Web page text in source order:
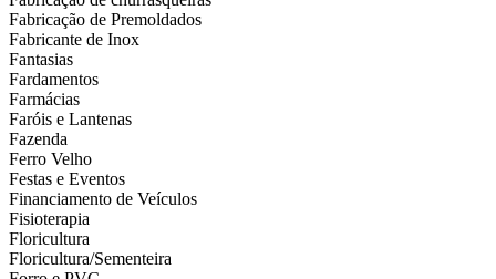
Fabricação de Premoldados
Fabricante de Inox
Fantasias
Fardamentos
Farmácias
Faróis e Lantenas
Fazenda
Ferro Velho
Festas e Eventos
Financiamento de Veículos
Fisioterapia
Floricultura
Floricultura/Sementeira